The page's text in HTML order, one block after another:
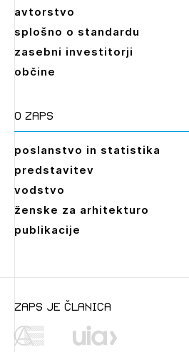
avtorstvo
splošno o standardu
zasebni investitorji
občine
O zaps
poslanstvo in statistika
predstavitev
vodstvo
ženske za arhitekturo
publikacije
zaps je članica